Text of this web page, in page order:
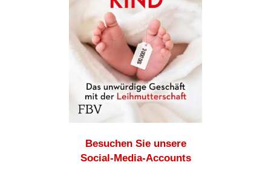
Besuchen Sie unsere
Social-Media-Accounts